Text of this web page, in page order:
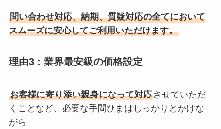
問い合わせ対応、納期、質疑対応の全てにおいて
スムーズに安心してご利用いただけます。
理由3：業界最安級の価格設定
お客様に寄り添い親身になって対応させていただ
くことなど、必要な手間ひまはしっかりとかけな
がら